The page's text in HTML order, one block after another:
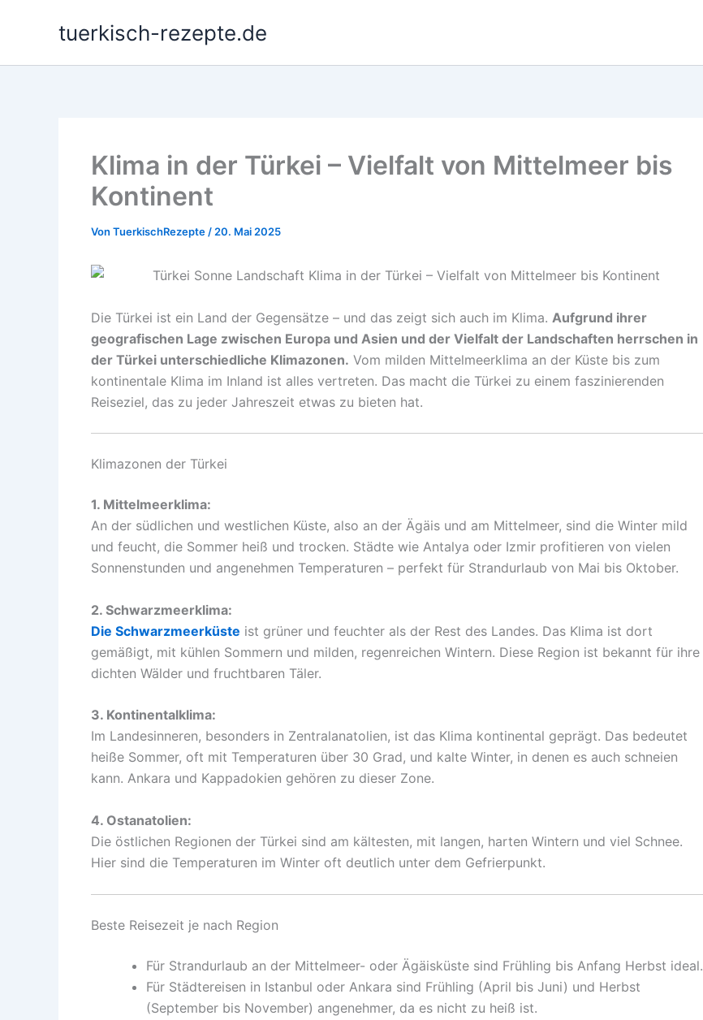
tuerkisch-rezepte.de
Klima in der Türkei – Vielfalt von Mittelmeer bis
Kontinent
Von TuerkischRezepte / 20. Mai 2025
Die Türkei ist ein Land der Gegensätze – und das zeigt sich auch im Klima. Aufgrund ihrer
geografischen Lage zwischen Europa und Asien und der Vielfalt der Landschaften herrschen in
der Türkei unterschiedliche Klimazonen. Vom milden Mittelmeerklima an der Küste bis zum
kontinentale Klima im Inland ist alles vertreten. Das macht die Türkei zu einem faszinierenden
Reiseziel, das zu jeder Jahreszeit etwas zu bieten hat.
Klimazonen der Türkei
1. Mittelmeerklima:
An der südlichen und westlichen Küste, also an der Ägäis und am Mittelmeer, sind die Winter mild
und feucht, die Sommer heiß und trocken. Städte wie Antalya oder Izmir profitieren von vielen
Sonnenstunden und angenehmen Temperaturen – perfekt für Strandurlaub von Mai bis Oktober.
2. Schwarzmeerklima:
Die Schwarzmeerküste ist grüner und feuchter als der Rest des Landes. Das Klima ist dort
gemäßigt, mit kühlen Sommern und milden, regenreichen Wintern. Diese Region ist bekannt für ihre
dichten Wälder und fruchtbaren Täler.
3. Kontinentalklima:
Im Landesinneren, besonders in Zentralanatolien, ist das Klima kontinental geprägt. Das bedeutet
heiße Sommer, oft mit Temperaturen über 30 Grad, und kalte Winter, in denen es auch schneien
kann. Ankara und Kappadokien gehören zu dieser Zone.
4. Ostanatolien:
Die östlichen Regionen der Türkei sind am kältesten, mit langen, harten Wintern und viel Schnee.
Hier sind die Temperaturen im Winter oft deutlich unter dem Gefrierpunkt.
Beste Reisezeit je nach Region
Für Strandurlaub an der Mittelmeer- oder Ägäisküste sind Frühling bis Anfang Herbst ideal.
Für Städtereisen in Istanbul oder Ankara sind Frühling (April bis Juni) und Herbst
(September bis November) angenehmer, da es nicht zu heiß ist.